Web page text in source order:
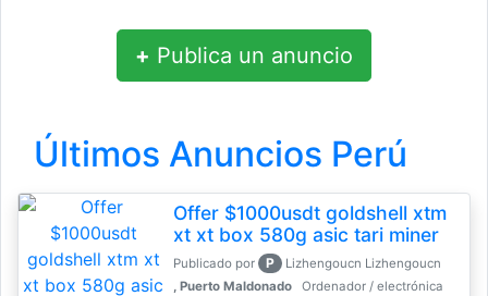
+ Publica un anuncio
Últimos Anuncios Perú
Offer $1000usdt goldshell xtm
xt xt box 580g asic tari miner
Publicado por P
Lizhengoucn Lizhengoucn
, Puerto Maldonado
Ordenador / electrónica